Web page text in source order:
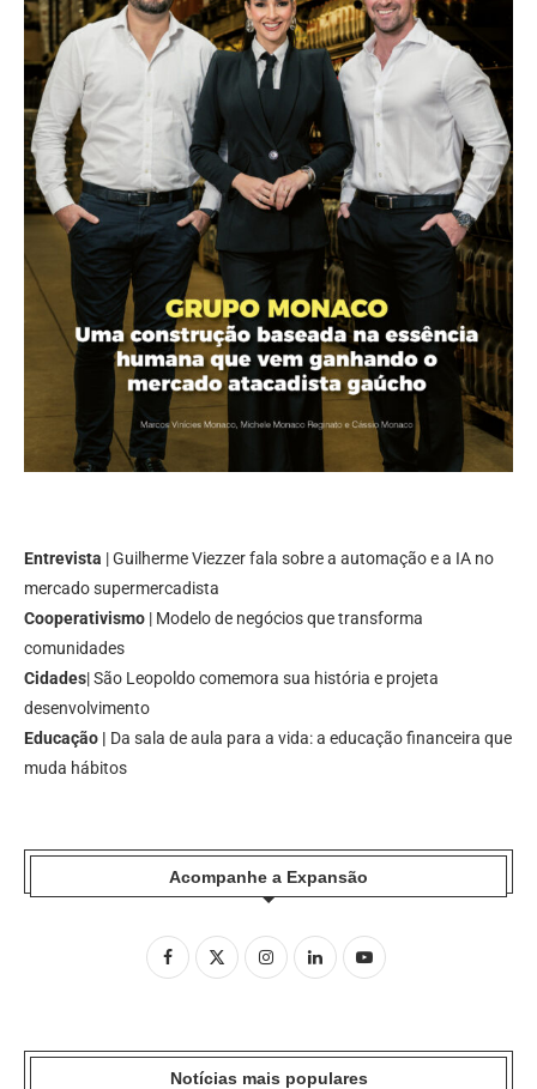
Entrevista | Guilherme Viezzer fala sobre a automação e a IA no
mercado supermercadista
Cooperativismo | Modelo de negócios que transforma
comunidades
Cidades| São Leopoldo comemora sua história e projeta
desenvolvimento
Educação | Da sala de aula para a vida: a educação financeira que
muda hábitos
Acompanhe a Expansão
Notícias mais populares